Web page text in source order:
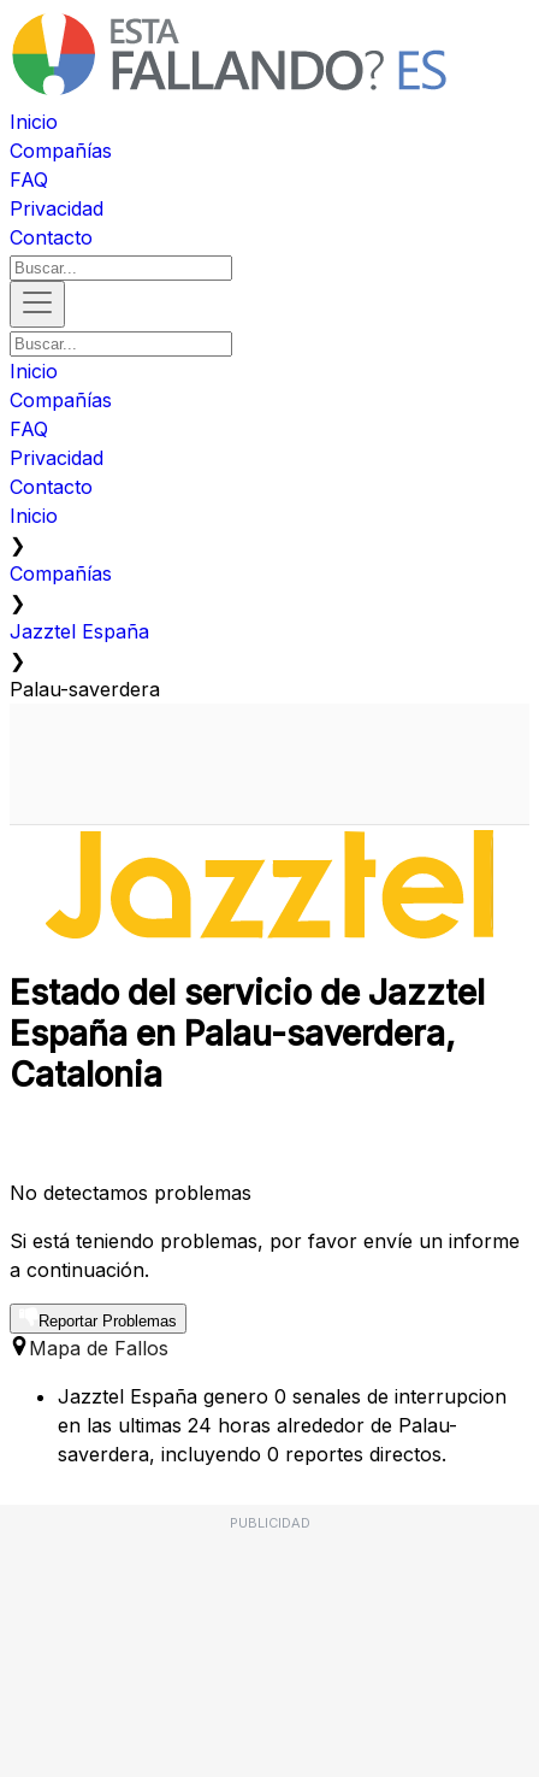
Inicio
Compañías
FAQ
Privacidad
Contacto
Inicio
Compañías
FAQ
Privacidad
Contacto
Inicio
❯
Compañías
❯
Jazztel España
❯
Palau-saverdera
Estado del servicio de Jazztel
España en Palau-saverdera,
Catalonia
No detectamos problemas
Si está teniendo problemas, por favor envíe un informe
a continuación.
Reportar Problemas
Mapa de Fallos
Jazztel España genero 0 senales de interrupcion
en las ultimas 24 horas alrededor de Palau-
saverdera, incluyendo 0 reportes directos.
PUBLICIDAD